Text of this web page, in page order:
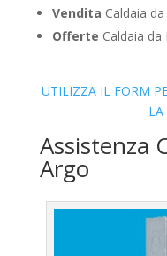
Vendita Caldaia
Offerte Caldaia
UTILIZZA IL FORM
Assistenza
Argo